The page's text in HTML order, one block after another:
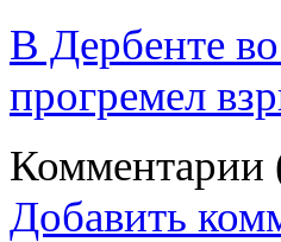
В Дербенте
прогремел
Комментарии
Добавить